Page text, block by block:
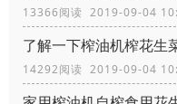
13366阅读 2019-09-04
了解一下榨油机榨花生
14292阅读 2019-09-04